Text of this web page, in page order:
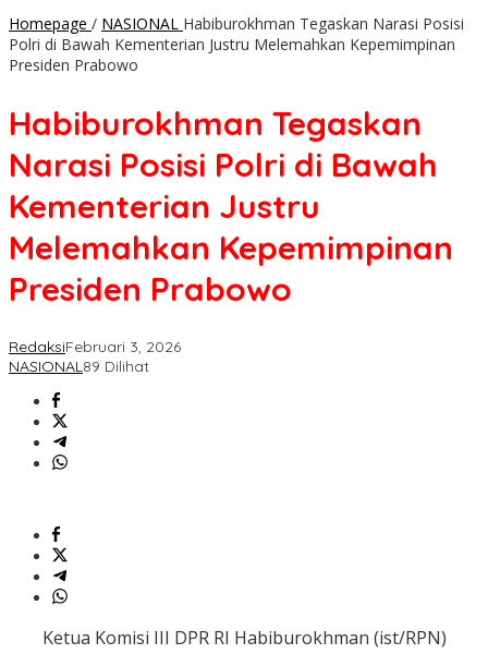
Homepage / NASIONAL Habiburokhman Tegaskan Narasi Posisi
Polri di Bawah Kementerian Justru Melemahkan Kepemimpinan
Presiden Prabowo
Habiburokhman Tegaskan
Narasi Posisi Polri di Bawah
Kementerian Justru
Melemahkan Kepemimpinan
Presiden Prabowo
RedaksiFebruari 3, 2026
NASIONAL89 Dilihat
Ketua Komisi III DPR RI Habiburokhman (ist/RPN)